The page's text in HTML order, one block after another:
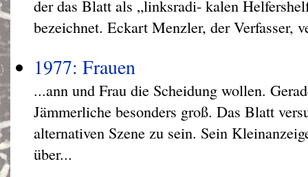
der das Blatt als „linksradi- kalen
bezeichnet. Eckart Menzler, der Verfasser,
1977: Frauen
...ann und Frau die Scheidung wollen.
Jämmerliche besonders groß. Das Blatt
alternativen Szene zu sein. Sein
über...